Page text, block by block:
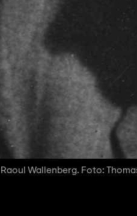
Raoul Wallenberg. Foto: